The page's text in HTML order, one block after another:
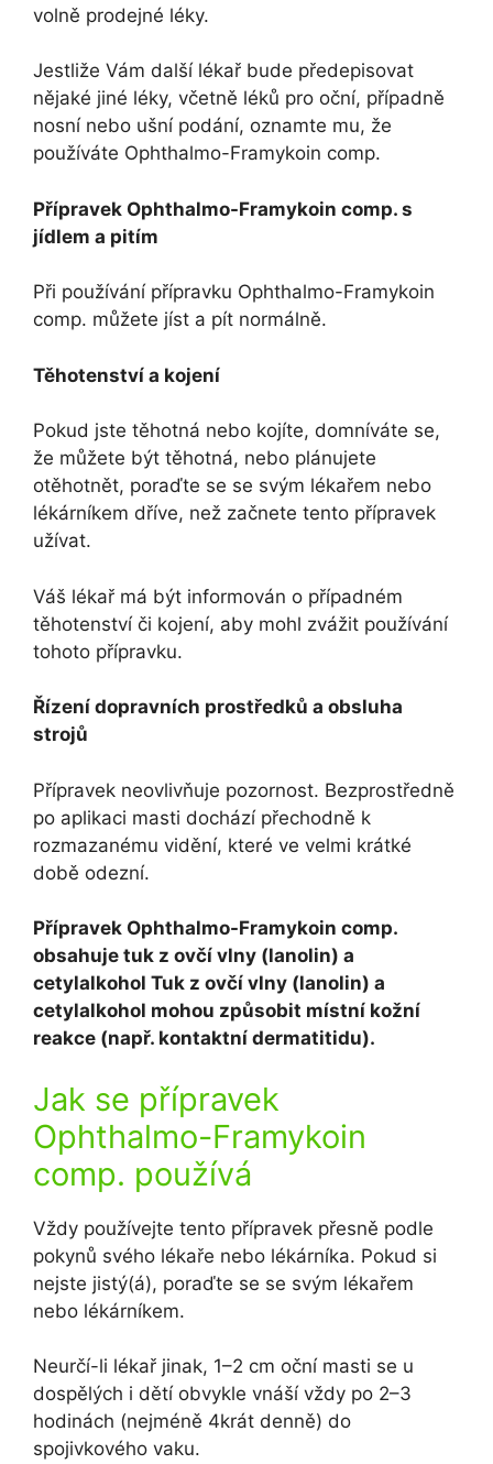
volně prodejné léky.
Jestliže Vám další lékař bude předepisovat
nějaké jiné léky, včetně léků pro oční, případně
nosní nebo ušní podání, oznamte mu, že
používáte Ophthalmo-Framykoin comp.
Přípravek Ophthalmo-Framykoin comp. s
jídlem a pitím
Při používání přípravku Ophthalmo-Framykoin
comp. můžete jíst a pít normálně.
Těhotenství a kojení
Pokud jste těhotná nebo kojíte, domníváte se,
že můžete být těhotná, nebo plánujete
otěhotnět, poraďte se se svým lékařem nebo
lékárníkem dříve, než začnete tento přípravek
užívat.
Váš lékař má být informován o případném
těhotenství či kojení, aby mohl zvážit používání
tohoto přípravku.
Řízení dopravních prostředků a obsluha
strojů
Přípravek neovlivňuje pozornost. Bezprostředně
po aplikaci masti dochází přechodně k
rozmazanému vidění, které ve velmi krátké
době odezní.
Přípravek Ophthalmo-Framykoin comp.
obsahuje tuk z ovčí vlny (lanolin) a
cetylalkohol Tuk z ovčí vlny (lanolin) a
cetylalkohol mohou způsobit místní kožní
reakce (např. kontaktní dermatitidu).
Jak se přípravek
Ophthalmo-Framykoin
comp. používá
Vždy používejte tento přípravek přesně podle
pokynů svého lékaře nebo lékárníka. Pokud si
nejste jistý(á), poraďte se se svým lékařem
nebo lékárníkem.
Neurčí-li lékař jinak, 1–2 cm oční masti se u
dospělých i dětí obvykle vnáší vždy po 2–3
hodinách (nejméně 4krát denně) do
spojivkového vaku.